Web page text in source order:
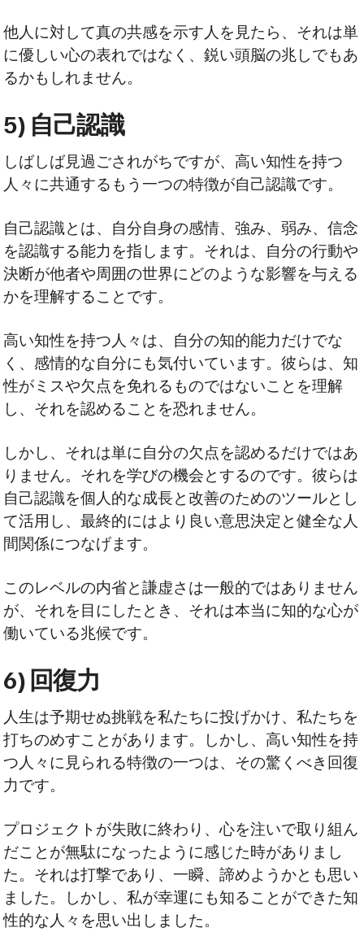
他人に対して真の共感を示す人を見たら、それは単
に優しい心の表れではなく、鋭い頭脳の兆しでもあ
るかもしれません。
5) 自己認識
しばしば見過ごされがちですが、高い知性を持つ
人々に共通するもう一つの特徴が自己認識です。
自己認識とは、自分自身の感情、強み、弱み、信念
を認識する能力を指します。それは、自分の行動や
決断が他者や周囲の世界にどのような影響を与える
かを理解することです。
高い知性を持つ人々は、自分の知的能力だけでな
く、感情的な自分にも気付いています。彼らは、知
性がミスや欠点を免れるものではないことを理解
し、それを認めることを恐れません。
しかし、それは単に自分の欠点を認めるだけではあ
りません。それを学びの機会とするのです。彼らは
自己認識を個人的な成長と改善のためのツールとし
て活用し、最終的にはより良い意思決定と健全な人
間関係につなげます。
このレベルの内省と謙虚さは一般的ではありません
が、それを目にしたとき、それは本当に知的な心が
働いている兆候です。
6) 回復力
人生は予期せぬ挑戦を私たちに投げかけ、私たちを
打ちのめすことがあります。しかし、高い知性を持
つ人々に見られる特徴の一つは、その驚くべき回復
力です。
プロジェクトが失敗に終わり、心を注いで取り組ん
だことが無駄になったように感じた時がありまし
た。それは打撃であり、一瞬、諦めようかとも思い
ました。しかし、私が幸運にも知ることができた知
性的な人々を思い出しました。